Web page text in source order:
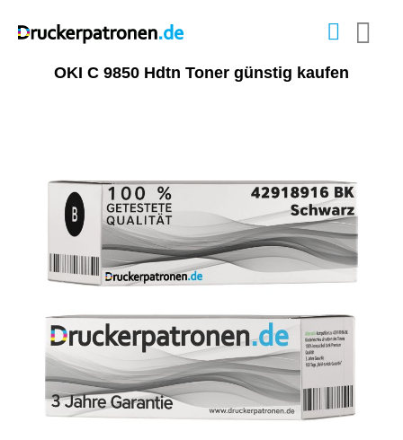
OKI C 9850 Hdtn Toner günstig kaufen